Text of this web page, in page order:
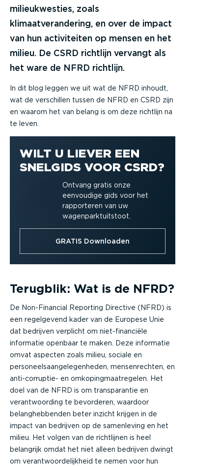
milieukwesties, zoals
klimaatverandering, en over de impact
van hun activiteiten op mensen en het
milieu. De CSRD richtlijn vervangt als
het ware de NFRD richtlijn.
In dit blog leggen we uit wat de NFRD inhoudt,
wat de verschillen tussen de NFRD en CSRD zijn
en waarom het van belang is om deze richtlijn na
te leven.
WILT U LIEVER EEN
SNELGIDS VOOR CSRD?
Ontvang gratis onze
eenvoudige gids voor het
rapporteren van uw
wagenparktuitstoot.
GRATIS Downloaden
Terugblik: Wat is de NFRD?
De Non-Financial Reporting Directive (NFRD) is
een regelgevend kader van de Europese Unie
dat bedrijven verplicht om niet-financiële
informatie openbaar te maken. Deze informatie
omvat aspecten zoals milieu, sociale en
personeelsaangelegenheden, mensenrechten, en
anti-corruptie- en omkopingmaatregelen. Het
doel van de NFRD is om transparantie en
verantwoording te bevorderen, waardoor
belanghebbenden beter inzicht krijgen in de
impact van bedrijven op de samenleving en het
milieu. Het volgen van de richtlijnen is heel
belangrijk omdat het niet alleen bedrijven dwingt
om verantwoordelijkheid te nemen voor hun